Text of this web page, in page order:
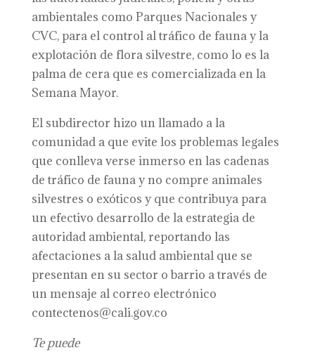
ambientales como Parques Nacionales y
CVC, para el control al tráfico de fauna y la
explotación de flora silvestre, como lo es la
palma de cera que es comercializada en la
Semana Mayor.
El subdirector hizo un llamado a la
comunidad a que evite los problemas legales
que conlleva verse inmerso en las cadenas
de tráfico de fauna y no compre animales
silvestres o exóticos y que contribuya para
un efectivo desarrollo de la estrategia de
autoridad ambiental, reportando las
afectaciones a la salud ambiental que se
presentan en su sector o barrio a través de
un mensaje al correo electrónico
contectenos@cali.gov.co
Te puede